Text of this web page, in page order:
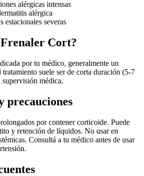
alérgicas intensas
alérgica
estacionales severas
Frenaler Cort?
por tu médico, generalmente un
suele ser de corta duración (5-7
médica.
precauciones
por contener corticoide. Puede
y retención de líquidos. No usar en
Consultá a tu médico antes de usar